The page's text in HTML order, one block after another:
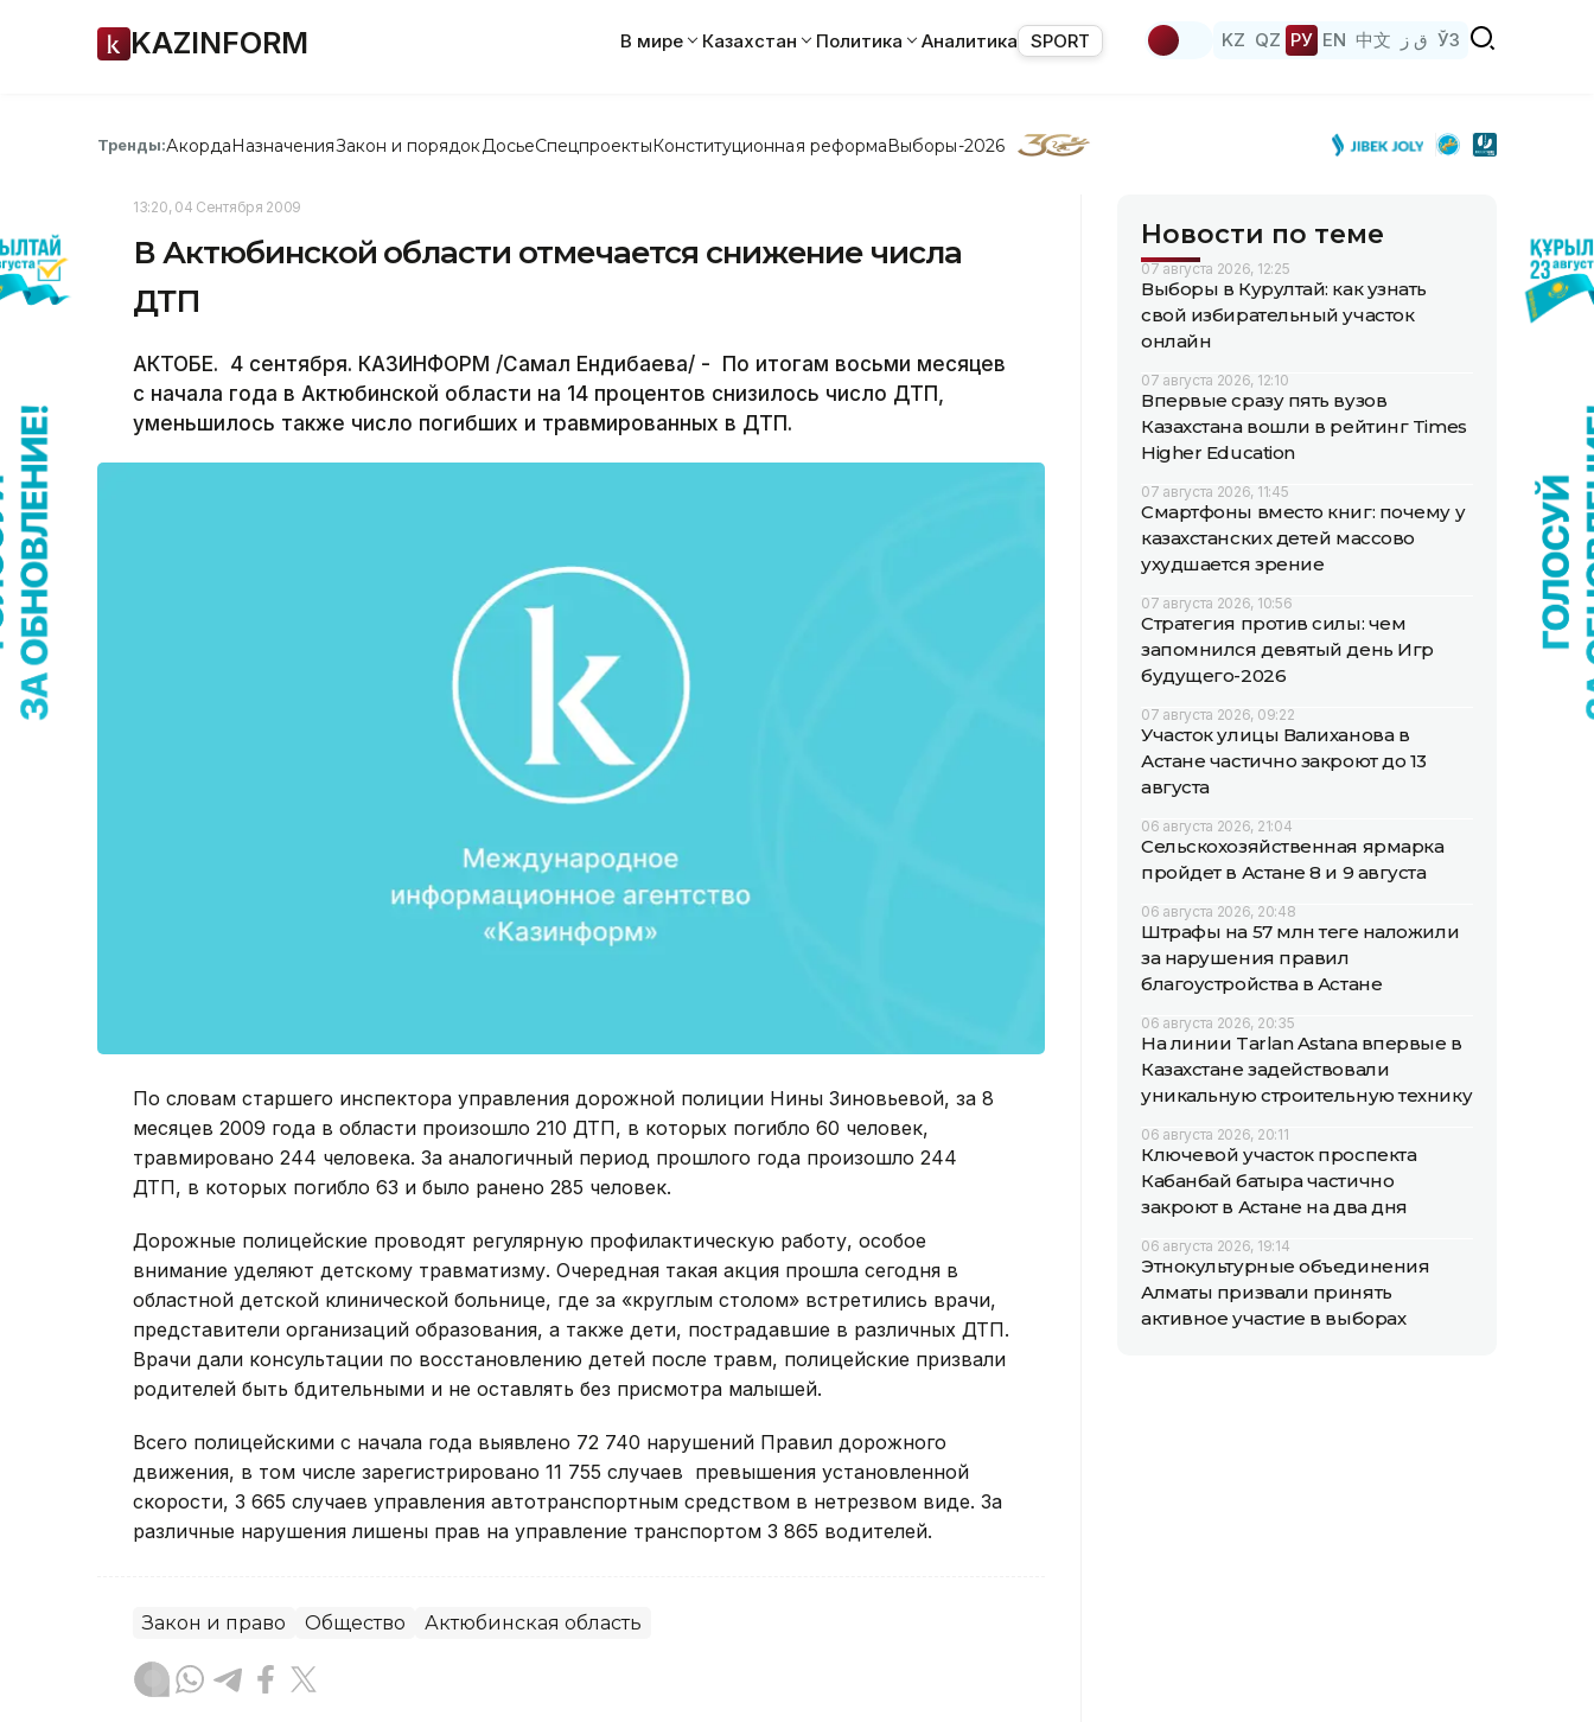
KAZINFORM В мире Казахстан Политика Аналитика SPORT KZ QZ РУ EN 中文 ق ز ЎЗ
Тренды:АкордаНазначенияЗакон и порядок ДосьеСпецпроектыКонституционная реформаВыборы-2026
13:20, 04 Сентября 2009
В Актюбинской области отмечается снижение числа
ДТП
АКТОБЕ. 4 сентября. КАЗИНФОРМ /Самал Ендибаева/ - По итогам восьми месяцев
с начала года в Актюбинской области на 14 процентов снизилось число ДТП,
уменьшилось также число погибших и травмированных в ДТП.
По словам старшего инспектора управления дорожной полиции Нины Зиновьевой, за 8
месяцев 2009 года в области произошло 210 ДТП, в которых погибло 60 человек,
травмировано 244 человека. За аналогичный период прошлого года произошло 244
ДТП, в которых погибло 63 и было ранено 285 человек.
Дорожные полицейские проводят регулярную профилактическую работу, особое
внимание уделяют детскому травматизму. Очередная такая акция прошла сегодня в
областной детской клинической больнице, где за «круглым столом» встретились врачи,
представители организаций образования, а также дети, пострадавшие в различных ДТП.
Врачи дали консультации по восстановлению детей после травм, полицейские призвали
родителей быть бдительными и не оставлять без присмотра малышей.
Всего полицейскими с начала года выявлено 72 740 нарушений Правил дорожного
движения, в том числе зарегистрировано 11 755 случаев превышения установленной
скорости, 3 665 случаев управления автотранспортным средством в нетрезвом виде. За
различные нарушения лишены прав на управление транспортом 3 865 водителей.
Закон и право Общество Актюбинская область
Новости по теме
07 августа 2026, 12:25
Выборы в Курултай: как узнать
свой избирательный участок
онлайн
07 августа 2026, 12:10
Впервые сразу пять вузов
Казахстана вошли в рейтинг Times
Higher Education
07 августа 2026, 11:45
Смартфоны вместо книг: почему у
казахстанских детей массово
ухудшается зрение
07 августа 2026, 10:56
Стратегия против силы: чем
запомнился девятый день Игр
будущего-2026
07 августа 2026, 09:22
Участок улицы Валиханова в
Астане частично закроют до 13
августа
06 августа 2026, 21:04
Сельскохозяйственная ярмарка
пройдет в Астане 8 и 9 августа
06 августа 2026, 20:48
Штрафы на 57 млн теңге наложили
за нарушения правил
благоустройства в Астане
06 августа 2026, 20:35
На линии Tarlan Astana впервые в
Казахстане задействовали
уникальную строительную технику
06 августа 2026, 20:11
Ключевой участок проспекта
Кабанбай батыра частично
закроют в Астане на два дня
06 августа 2026, 19:14
Этнокультурные объединения
Алматы призвали принять
активное участие в выборах